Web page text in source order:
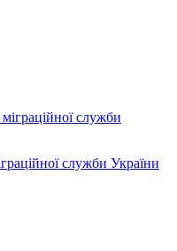
служби України